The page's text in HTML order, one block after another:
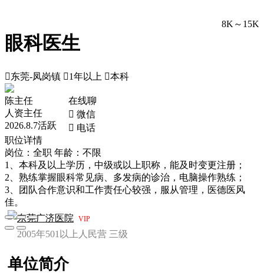
眼科医生
8K～15K
东莞-凤岗镇 1年以上 本科
陈主任
人资主任
2026.8.7活跃
在线聊
 微信
 电话
职位详情
岗位：全职 年龄：不限
1、本科及以上学历，中级或以上职称，能及时变更注册；
2、熟练掌握眼科常见病、多发病的诊治，电脑操作熟练；
3、团队合作意识和工作责任心较强，服从管理，医德医风
佳。
东莞广济医院
VIP
2005年501以上人 民营 三级
单位简介